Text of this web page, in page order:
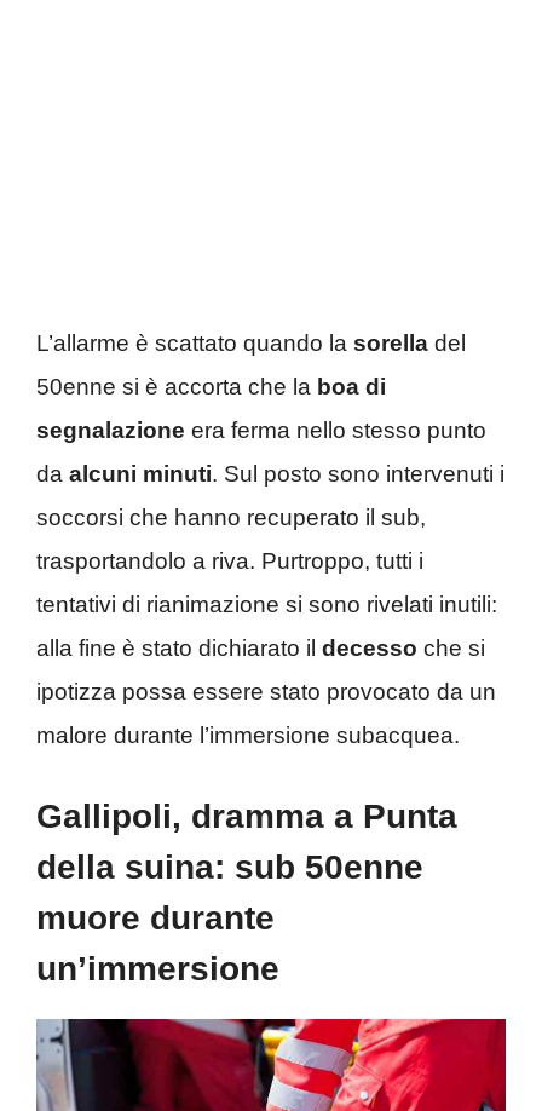
L’allarme è scattato quando la sorella del
50enne si è accorta che la boa di
segnalazione era ferma nello stesso punto
da alcuni minuti. Sul posto sono intervenuti i
soccorsi che hanno recuperato il sub,
trasportandolo a riva. Purtroppo, tutti i
tentativi di rianimazione si sono rivelati inutili:
alla fine è stato dichiarato il decesso che si
ipotizza possa essere stato provocato da un
malore durante l’immersione subacquea.
Gallipoli, dramma a Punta
della suina: sub 50enne
muore durante
un’immersione